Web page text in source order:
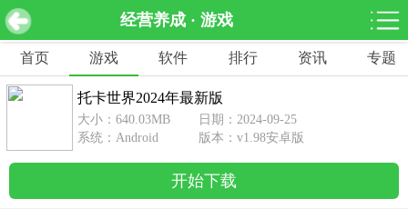
经营养成 · 游戏
网游分类 软件分类
休闲益智
462款游戏
赛车竞速
122款游戏
1642款游戏
动作射击
351款游戏
69款游戏
首页 游戏 软件 排行 资讯 专题
托卡世界2024年最新版 v1.98安卓版 下载
托卡世界2024年最新版
大小：640.03MB
日期：2024-09-25
系统：Android
版本：v1.98安卓版
开始下载